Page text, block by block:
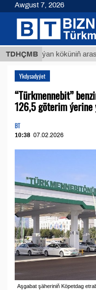
TDHÇMB
Buýan köküniň
Ykdysadyýet
“Türkmennebit”
126,5 göterim
BT
10:38 07.02.2026
Aşgabat şäheriniň Köpetdag
Awgust 7, 2026